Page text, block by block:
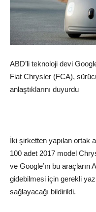
ABD’li teknoloji devi
Fiat Chrysler (FCA),
anlaştıklarını duyurdu
İki şirketten yapılan ortak
100 adet 2017 model
ve Google’ın bu araçların
gidebilmesi için gerekli
sağlayacağı bildirildi.